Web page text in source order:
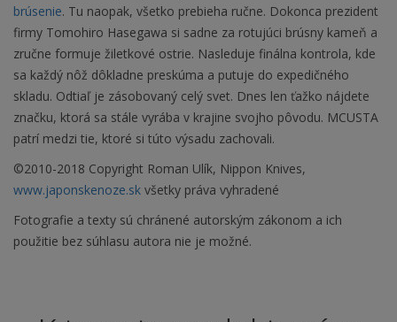
brúsenie. Tu naopak, všetko prebieha ručne. Dokonca prezident
firmy Tomohiro Hasegawa si sadne za rotujúci brúsny kameň a
zručne formuje žiletkové ostrie. Nasleduje finálna kontrola, kde
sa každý nôž dôkladne preskúma a putuje do expedičného
skladu. Odtiaľ je zásobovaný celý svet. Dnes len ťažko nájdete
značku, ktorá sa stále vyrába v krajine svojho pôvodu. MCUSTA
patrí medzi tie, ktoré si túto výsadu zachovali.
©2010-2018 Copyright Roman Ulík, Nippon Knives,
www.japonskenoze.sk všetky práva vyhradené
Fotografie a texty sú chránené autorským zákonom a ich
použitie bez súhlasu autora nie je možné.